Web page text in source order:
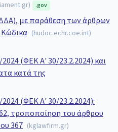
) .gov
με παράθεση των άρθρων
Κώδικα (hudoc.echr.coe.int)
(ΦΕΚ Α' 30/23.2.2024) και
κατά της
(ΦΕΚ Α' 30/23.2.2024):
τροποποίηση του άρθρου
367 (kglawfirm.gr)